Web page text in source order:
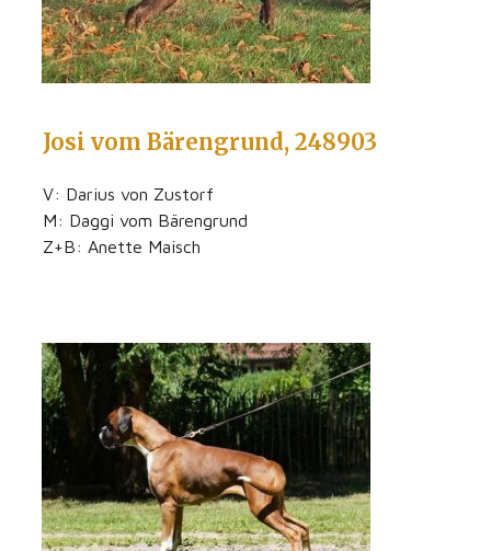
Josi vom Bärengrund, 248903
V: Darius von Zustorf
M: Daggi vom Bärengrund
Z+B: Anette Maisch